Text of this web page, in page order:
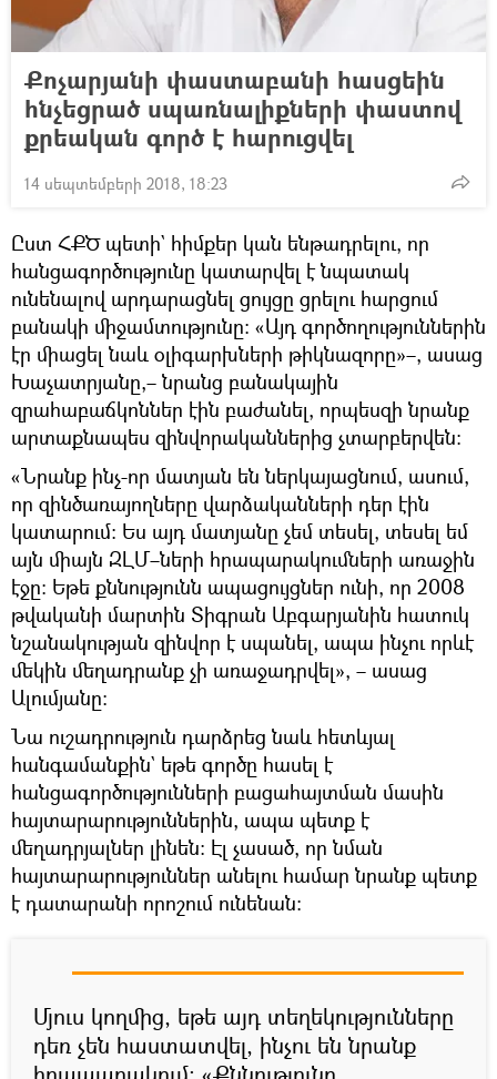
Քոչարյանի փաստաբանի հասցեին
հնչեցրած սպառնալիքների փաստով
քրեական գործ է հարուցվել
14 սեպտեմբերի 2018, 18:23
Ըստ ՀՔԾ պետի` հիմքեր կան ենթադրելու, որ
հանցագործությունը կատարվել է նպատակ
ունենալով արդարացնել ցույցը ցրելու հարցում
բանակի միջամտությունը։ «Այդ գործողություններին
էր միացել նաև օլիգարխների թիկնազորը»–, ասաց
Խաչատրյանը,– նրանց բանակային
զրահաբաճկոններ էին բաժանել, որպեսզի նրանք
արտաքնապես զինվորականներից չտարբերվեն։
«Նրանք ինչ-որ մատյան են ներկայացնում, ասում,
որ զինծառայողները վարձականների դեր էին
կատարում։ Ես այդ մատյանը չեմ տեսել, տեսել եմ
այն միայն ԶԼՄ–ների հրապարակումների առաջին
էջը։ Եթե քննությունն ապացույցներ ունի, որ 2008
թվականի մարտին Տիգրան Աբգարյանին հատուկ
նշանակության զինվոր է սպանել, ապա ինչու որևէ
մեկին մեղադրանք չի առաջադրվել», – ասաց
Ալումյանը։
Նա ուշադրություն դարձրեց նաև հետևյալ
հանգամանքին` եթե գործը հասել է
հանցագործությունների բացահայտման մասին
հայտարարություններին, ապա պետք է
մեղադրյալներ լինեն։ Էլ չասած, որ նման
հայտարարություններ անելու համար նրանք պետք
է դատարանի որոշում ունենան։
Մյուս կողմից, եթե այդ տեղեկությունները
դեռ չեն հաստատվել, ինչու են նրանք